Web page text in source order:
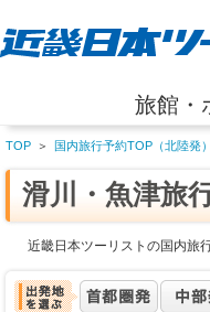
旅館・
TOP ＞ 国内旅行予約TOP（北陸発）
滑川・魚津旅
近畿日本ツーリストの国内旅